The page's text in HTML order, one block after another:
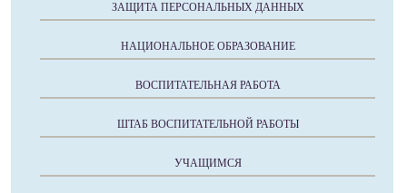
ЗАЩИТА ПЕРСОНАЛЬНЫХ ДАННЫХ
НАЦИОНАЛЬНОЕ ОБРАЗОВАНИЕ
ВОСПИТАТЕЛЬНАЯ РАБОТА
ШТАБ ВОСПИТАТЕЛЬНОЙ РАБОТЫ
УЧАЩИМСЯ